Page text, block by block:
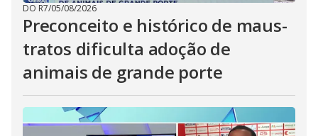
DO R7/05/08/2026
Preconceito e histórico de maus-
tratos dificulta adoção de
animais de grande porte